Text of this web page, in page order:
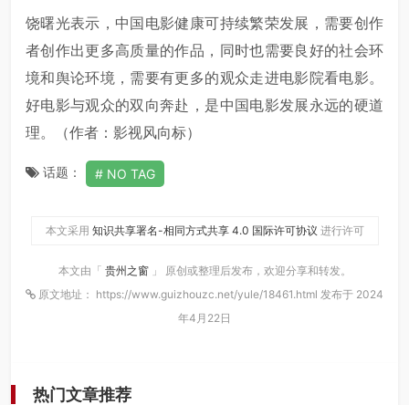
饶曙光表示，中国电影健康可持续繁荣发展，需要创作
者创作出更多高质量的作品，同时也需要良好的社会环
境和舆论环境，需要有更多的观众走进电影院看电影。
好电影与观众的双向奔赴，是中国电影发展永远的硬道
理。（作者：影视风向标）
话题： NO TAG
本文采用 知识共享署名-相同方式共享 4.0 国际许可协议 进行许可
本文由「 贵州之窗 」 原创或整理后发布，欢迎分享和转发。
原文地址： https://www.guizhouzc.net/yule/18461.html 发布于 2024
年4月22日
热门文章推荐